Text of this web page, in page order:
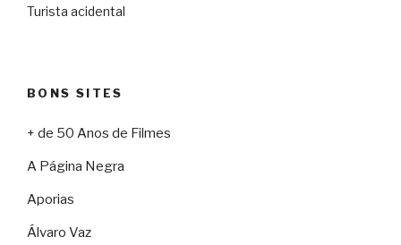
Turista acidental
BONS SITES
+ de 50 Anos de Filmes
A Página Negra
Aporias
Álvaro Vaz